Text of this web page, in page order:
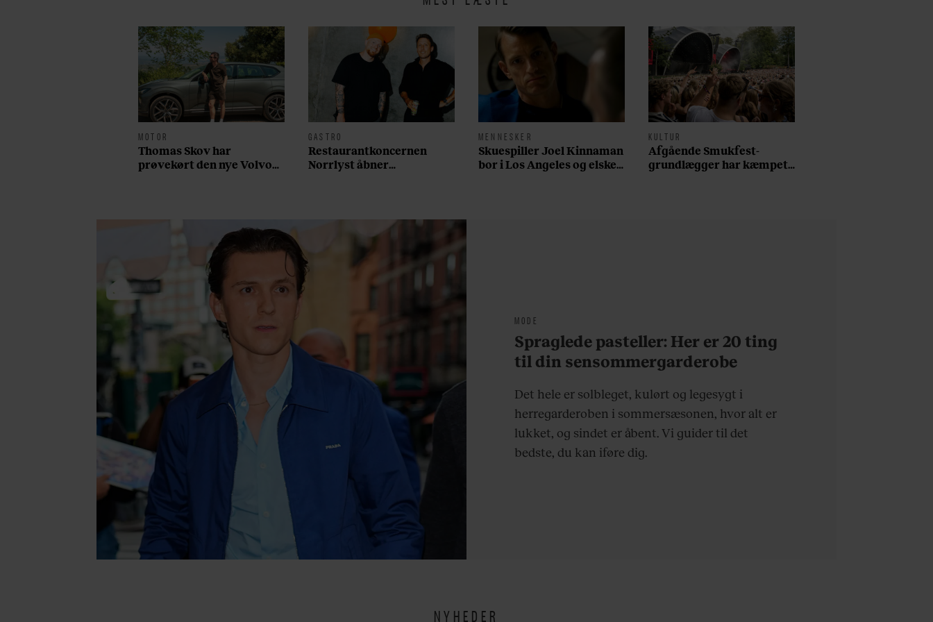
MOTOR
Thomas Skov har
prøvekørt den nye Volvo
GASTRO
Restaurantkoncernen
Norrlyst åbner
MENNESKER
Skuespiller Joel Kinnaman
bor i Los Angeles og elsker
KULTUR
Afgående Smukfest-
grundlægger har kæmpet
MODE
Spraglede pasteller: Her er 20 ting
til din sensommergarderobe
Det hele er solbleget, kulørt og legesygt i
herregarderoben i sommersæsonen, hvor alt er
lukket, og sindet er åbent. Vi guider til det
bedste, du kan iføre dig.
NYHEDER